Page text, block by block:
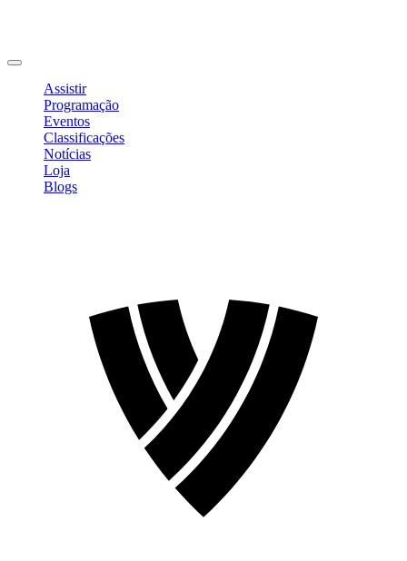
Assistir
Programação
Eventos
Classificações
Notícias
Loja
Blogs